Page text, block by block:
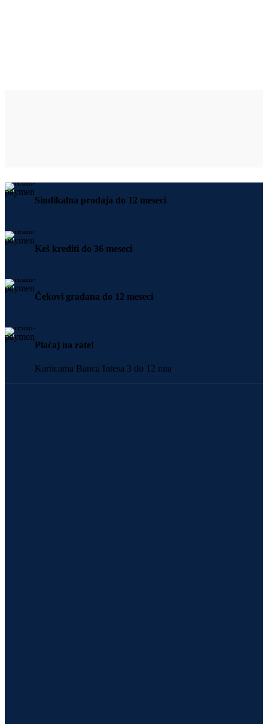
Sindikalna prodaja do 12 meseci
Keš krediti do 36 meseci
Čekovi građana do 12 meseci
Plaćaj na rate!
Karticama Banca Intesa 3 do 12 rata